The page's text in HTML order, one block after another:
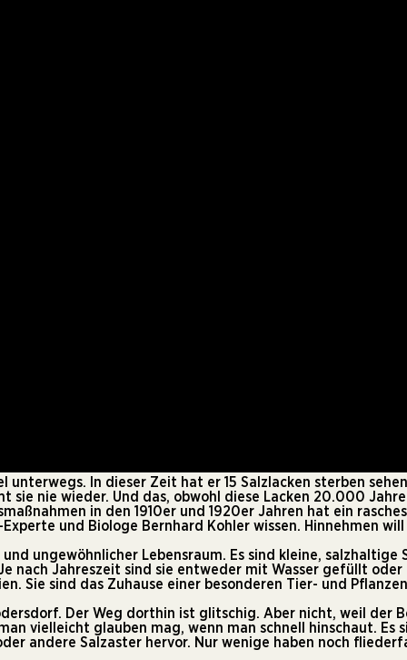
In dieser Zeit hat er 15 Salzlacken sterben
sie nie wieder. Und das, obwohl diese Lacken 20.000
in den 1910er und 1920er Jahren hat ein
und Biologe Bernhard Kohler wissen. Hinnehmen
ungewöhnlicher Lebensraum. Es sind kleine, salzhaltige
nach Jahreszeit sind sie entweder mit Wasser gefüllt
Sie sind das Zuhause einer besonderen Tier- und
Der Weg dorthin ist glitschig. Aber nicht, weil der
vielleicht glauben mag, wenn man schnell hinschaut. Es
andere Salzaster hervor. Nur wenige haben noch